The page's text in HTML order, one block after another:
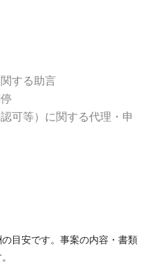
する助言
可等）に関する代理・申
目安です。事案の内容・書類